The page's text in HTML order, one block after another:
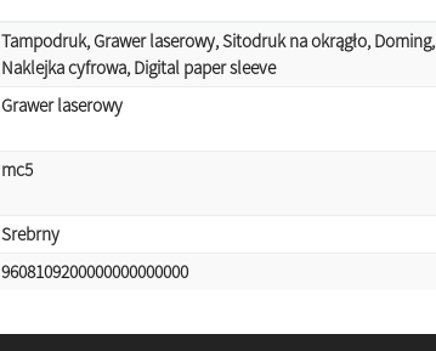
Tampodruk, Grawer laserowy, Sitodruk na okrągło, Doming,
Naklejka cyfrowa, Digital paper sleeve
Grawer laserowy
mc5
Srebrny
9608109200000000000000